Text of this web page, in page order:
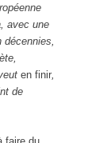
avec une
en finir
de